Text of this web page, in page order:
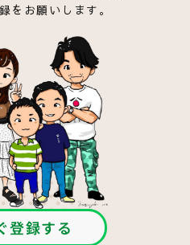
をお願いします。
登録する